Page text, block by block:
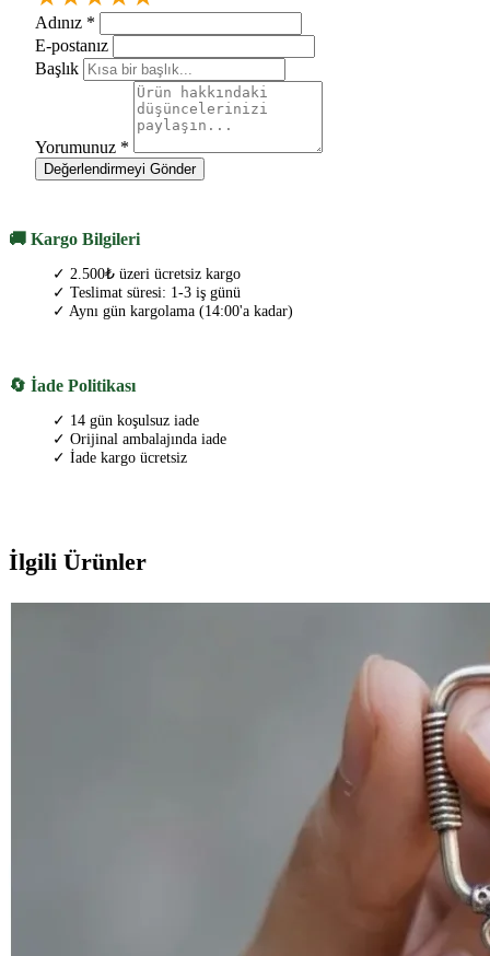
Adınız *
E-postanız
Başlık
Yorumunuz *
Değerlendirmeyi Gönder
🚚 Kargo Bilgileri
✓ 2.500₺ üzeri ücretsiz kargo
✓ Teslimat süresi: 1-3 iş günü
✓ Aynı gün kargolama (14:00'a kadar)
🔄 İade Politikası
✓ 14 gün koşulsuz iade
✓ Orijinal ambalajında iade
✓ İade kargo ücretsiz
İlgili Ürünler